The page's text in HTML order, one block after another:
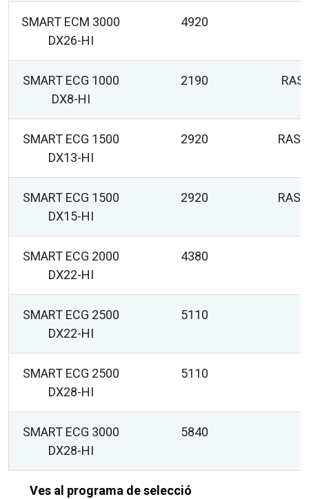
SMART ECM 3000
DX26-HI
4920
SMART ECG 1000
DX8-HI
2190
SMART ECG 1500
DX13-HI
2920
SMART ECG 1500
DX15-HI
2920
SMART ECG 2000
DX22-HI
4380
SMART ECG 2500
DX22-HI
5110
SMART ECG 2500
DX28-HI
5110
SMART ECG 3000
DX28-HI
5840
Ves al programa de selecció